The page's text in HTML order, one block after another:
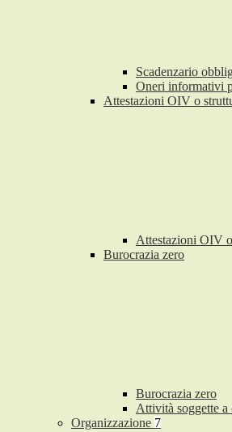
Scadenzario
Oneri informativi
Attestazioni OIV o
Attestazioni OIV
Burocrazia zero
Burocrazia zero
Attività soggette
Organizzazione 7